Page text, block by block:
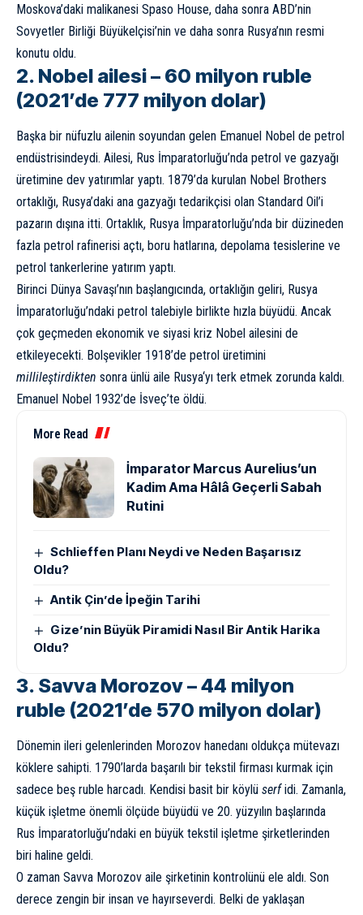
Moskova’daki malikanesi Spaso House, daha sonra ABD’nin
Sovyetler Birliği Büyükelçisi’nin ve daha sonra Rusya’nın resmi
konutu oldu.
2. Nobel ailesi – 60 milyon ruble
(2021’de 777 milyon dolar)
Başka bir nüfuzlu ailenin soyundan gelen Emanuel Nobel de petrol
endüstrisindeydi. Ailesi, Rus İmparatorluğu’nda petrol ve gazyağı
üretimine dev yatırımlar yaptı. 1879’da kurulan Nobel Brothers
ortaklığı, Rusya’daki ana gazyağı tedarikçisi olan Standard Oil’i
pazarın dışına itti. Ortaklık, Rusya İmparatorluğu’nda bir düzineden
fazla petrol rafinerisi açtı, boru hatlarına, depolama tesislerine ve
petrol tankerlerine yatırım yaptı.
Birinci Dünya Savaşı’nın başlangıcında, ortaklığın geliri, Rusya
İmparatorluğu’ndaki petrol talebiyle birlikte hızla büyüdü. Ancak
çok geçmeden ekonomik ve siyasi kriz Nobel ailesini de
etkileyecekti. Bolşevikler 1918’de petrol üretimini
millileştirdikten sonra ünlü aile Rusya‘yı terk etmek zorunda kaldı.
Emanuel Nobel 1932’de İsveç’te öldü.
More Read
İmparator Marcus Aurelius’un
Kadim Ama Hâlâ Geçerli Sabah
Rutini
Schlieffen Planı Neydi ve Neden Başarısız
Oldu?
Antik Çin’de İpeğin Tarihi
Gize’nin Büyük Piramidi Nasıl Bir Antik Harika
Oldu?
3. Savva Morozov – 44 milyon
ruble (2021’de 570 milyon dolar)
Dönemin ileri gelenlerinden Morozov hanedanı oldukça mütevazı
köklere sahipti. 1790’larda başarılı bir tekstil firması kurmak için
sadece beş ruble harcadı. Kendisi basit bir köylü serfidi. Zamanla,
küçük işletme önemli ölçüde büyüdü ve 20. yüzyılın başlarında
Rus İmparatorluğu’ndaki en büyük tekstil işletme şirketlerinden
biri haline geldi.
O zaman Savva Morozov aile şirketinin kontrolünü ele aldı. Son
derece zengin bir insan ve hayırseverdi. Belki de yaklaşan